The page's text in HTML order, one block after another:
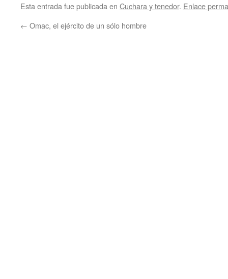
Esta entrada fue publicada en Cuchara y tenedor. Enlace
← Omac, el ejército de un sólo hombre